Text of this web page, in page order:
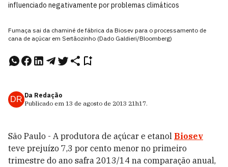
influenciado negativamente por problemas climáticos
Fumaça sai da chaminé de fábrica da Biosev para o processamento de
cana de açúcar em Sertãozinho (Dado Galdieri/Bloomberg)
DR Da Redação
Publicado em 13 de agosto de 2013 21h17.
São Paulo - A produtora de açúcar e etanol Biosev
teve prejuízo 7,3 por cento menor no primeiro
trimestre do ano safra 2013/14 na comparação anual,